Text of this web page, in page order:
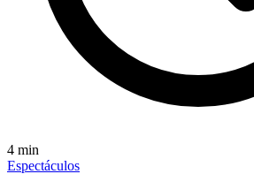
4 min
Espectáculos